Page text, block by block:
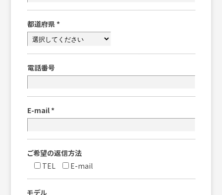
都道府県 *
電話番号
E-mail *
ご希望の返信方法
TEL
E-mail
モデル